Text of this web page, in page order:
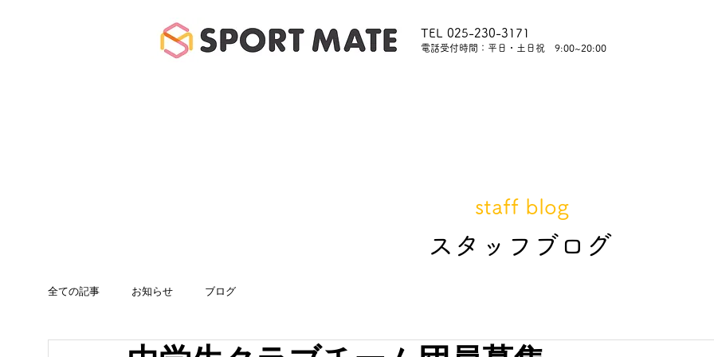
TEL 025-230-3171
​電話受付時間：平日・土日祝 9:00~20:00
全ての記事 お知らせ ブログ
​スタッフブログ
staff blog